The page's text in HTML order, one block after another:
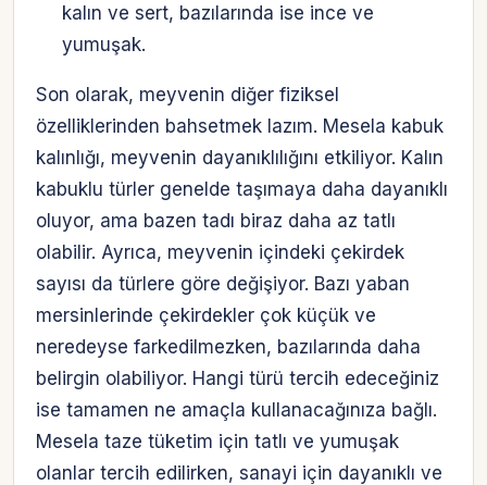
kalın ve sert, bazılarında ise ince ve
yumuşak.
Son olarak, meyvenin diğer fiziksel
özelliklerinden bahsetmek lazım. Mesela kabuk
kalınlığı, meyvenin dayanıklılığını etkiliyor. Kalın
kabuklu türler genelde taşımaya daha dayanıklı
oluyor, ama bazen tadı biraz daha az tatlı
olabilir. Ayrıca, meyvenin içindeki çekirdek
sayısı da türlere göre değişiyor. Bazı yaban
mersinlerinde çekirdekler çok küçük ve
neredeyse farkedilmezken, bazılarında daha
belirgin olabiliyor. Hangi türü tercih edeceğiniz
ise tamamen ne amaçla kullanacağınıza bağlı.
Mesela taze tüketim için tatlı ve yumuşak
olanlar tercih edilirken, sanayi için dayanıklı ve